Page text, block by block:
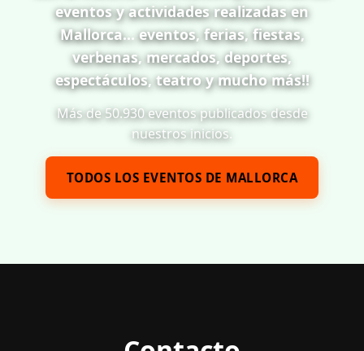
eventos y actividades realizadas en
Mallorca... eventos, ferias, fiestas,
verbenas, mercados, deportes,
espectáculos, teatro y mucho más!!
Más de 50.930 eventos publicados desde
nuestros inicios.
TODOS LOS EVENTOS DE MALLORCA